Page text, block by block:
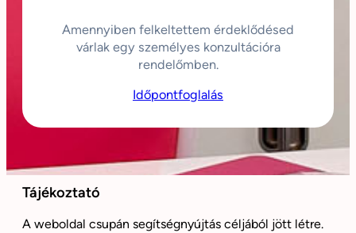
Amennyiben felkeltettem érdeklődésed
várlak egy személyes konzultációra
rendelőmben.
Időpontfoglalás
Tájékoztató
A weboldal csupán segítségnyújtás céljából jött létre.